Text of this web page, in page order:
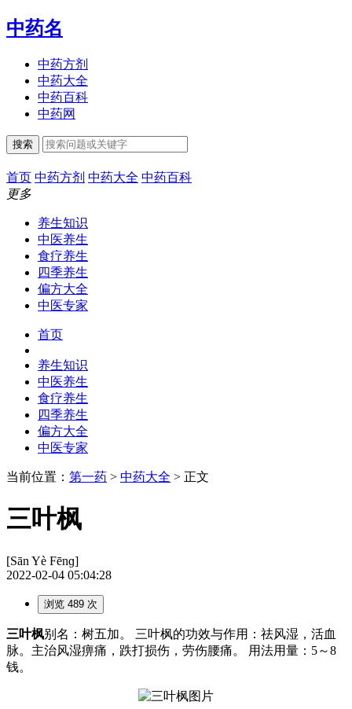
中药名
中药方剂
中药大全
中药百科
中药网
搜索
首页 中药方剂 中药大全 中药百科
更多
养生知识
中医养生
食疗养生
四季养生
偏方大全
中医专家
首页
养生知识
中医养生
食疗养生
四季养生
偏方大全
中医专家
当前位置： 第一药 > 中药大全 > 正文
三叶枫
[Sān Yè Fēnɡ]
2022-02-04 05:04:28
浏览 489 次
三叶枫别名：树五加。 三叶枫的功效与作用：祛风湿，活血
脉。主治风湿痹痛，跌打损伤，劳伤腰痛。 用法用量：5～8
钱。